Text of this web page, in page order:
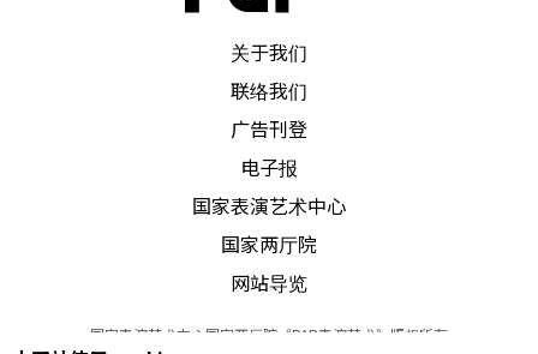
术创作时常发生的，如果你想冒险，当然也可能失
败，这没有公式可循。我享受这些风险，同时也承
：当舞团挑选新进舞者的时候，是如何决定的？
您看重的特质是什么？
关于我们
联络我们
广告刊登
电子报
国家表演艺术中心
国家两厅院
网站导览
国家表演艺术中心国家两厅院《PAR表演艺术》版权所有